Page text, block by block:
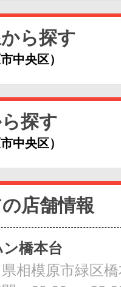
ら探す
中央区）
探す
中央区）
店舗情報
橋本台
相模原市緑区